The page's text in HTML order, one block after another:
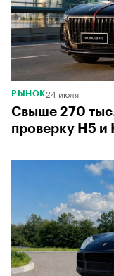
РЫНОК24 июля
Свыше 270
проверку H5 и